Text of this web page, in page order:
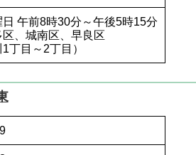
日 午前8時30分～午後5時15分
、城南区、早良区
丁目～2丁目）